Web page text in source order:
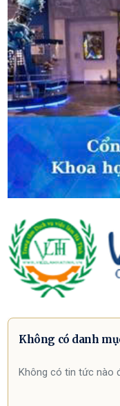
Không có danh
Không có tin tức nào